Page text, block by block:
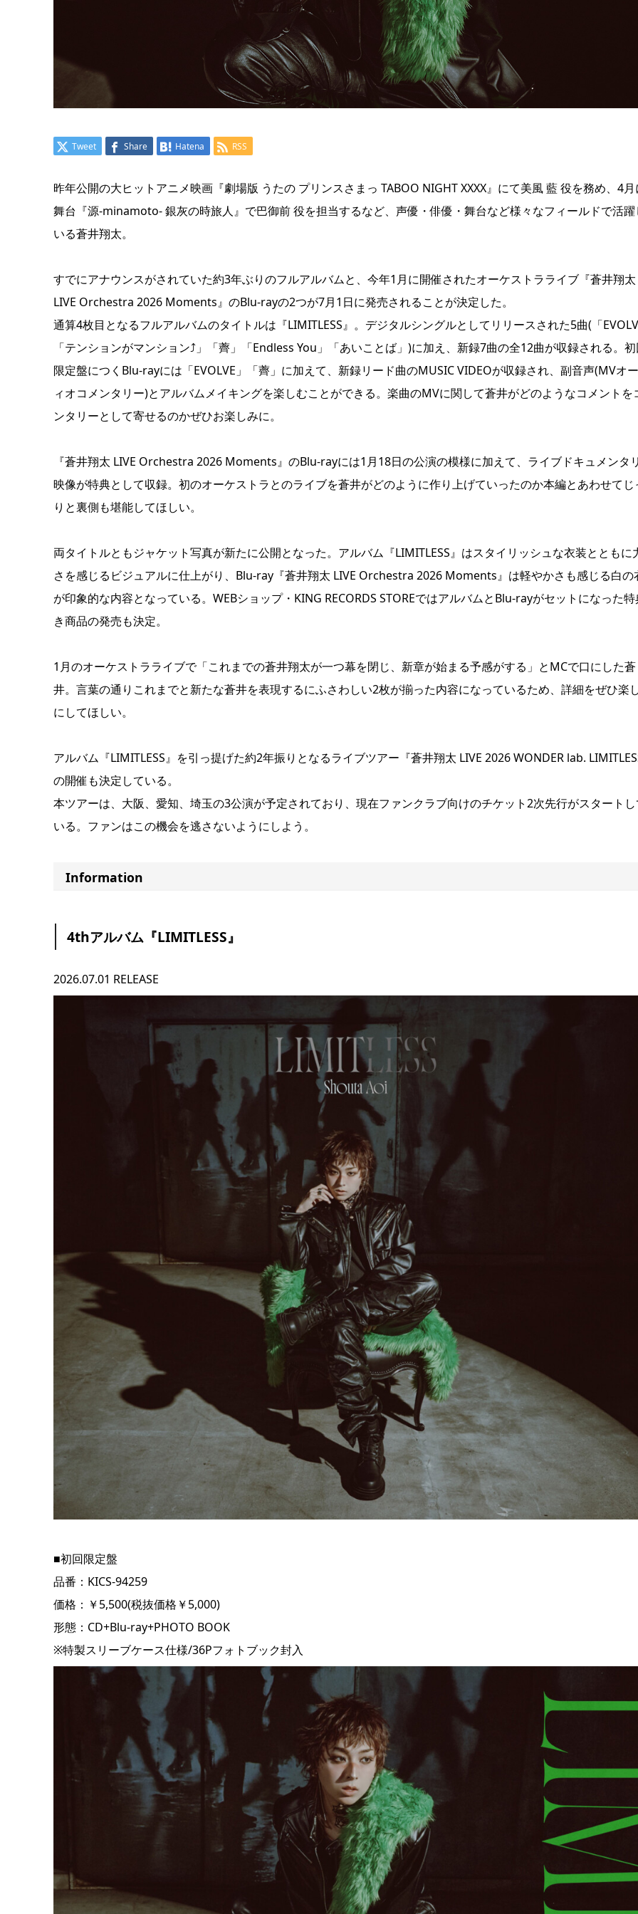
Tweet Share Hatena RSS
昨年公開の大ヒットアニメ映画『劇場版 うたの プリンスさまっ TABOO NIGHT XXXX』にて美風 藍 役を務め、4月
舞台『源-minamoto- 銀灰の時旅人』で巴御前 役を担当するなど、声優・俳優・舞台など様々なフィールドで活躍
いる蒼井翔太。
すでにアナウンスがされていた約3年ぶりのフルアルバムと、今年1月に開催されたオーケストラライブ『蒼井翔太
LIVE Orchestra 2026 Moments』のBlu-rayの2つが7月1日に発売されることが決定した。
通算4枚目となるフルアルバムのタイトルは『LIMITLESS』。デジタルシングルとしてリリースされた5曲(「
「テンションがマンション⤴」「薺」「Endless You」「あいことば」)に加え、新録7曲の全12曲が収録される。
限定盤につくBlu-rayには「EVOLVE」「薺」に加えて、新録リード曲のMUSIC VIDEOが収録され、副音声(MVオ
ィオコメンタリー)とアルバムメイキングを楽しむことができる。楽曲のMVに関して蒼井がどのようなコメントを
ンタリーとして寄せるのかぜひお楽しみに。
『蒼井翔太 LIVE Orchestra 2026 Moments』のBlu-rayには1月18日の公演の模様に加えて、ライブドキュメンタ
映像が特典として収録。初のオーケストラとのライブを蒼井がどのように作り上げていったのか本編とあわせてじ
りと裏側も堪能してほしい。
両タイトルともジャケット写真が新たに公開となった。アルバム『LIMITLESS』はスタイリッシュな衣装とともに
さを感じるビジュアルに仕上がり、Blu-ray『蒼井翔太 LIVE Orchestra 2026 Moments』は軽やかさも感じる白の
が印象的な内容となっている。WEBショップ・KING RECORDS STOREではアルバムとBlu-rayがセットになった
き商品の発売も決定。
1月のオーケストラライブで「これまでの蒼井翔太が一つ幕を閉じ、新章が始まる予感がする」とMCで口にした蒼
井。言葉の通りこれまでと新たな蒼井を表現するにふさわしい2枚が揃った内容になっているため、詳細をぜひ楽
にしてほしい。
アルバム『LIMITLESS』を引っ提げた約2年振りとなるライブツアー『蒼井翔太 LIVE 2026 WONDER lab.
の開催も決定している。
本ツアーは、大阪、愛知、埼玉の3公演が予定されており、現在ファンクラブ向けのチケット2次先行がスタートし
いる。ファンはこの機会を逃さないようにしよう。
Information
4thアルバム『LIMITLESS』
2026.07.01 RELEASE
■初回限定盤
品番：KICS-94259
価格：￥5,500(税抜価格￥5,000)
形態：CD+Blu-ray+PHOTO BOOK
※特製スリーブケース仕様/36Pフォトブック封入